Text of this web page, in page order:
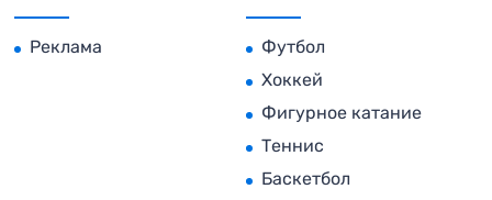
Реклама
Футбол
Хоккей
Фигурное катание
Теннис
Баскетбол